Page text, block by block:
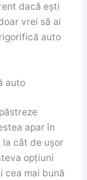
dacă ești
vrei să ai
auto
auto
apar în
cât de ușor
opțiuni
cea mai bună